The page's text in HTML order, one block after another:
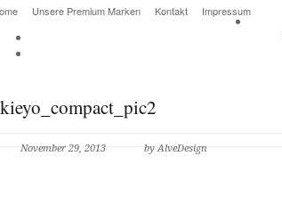
Unsere Premium Marken Kontakt Impressum
kieyo_compact_pic2
November 29, 2013 by AlveDesign